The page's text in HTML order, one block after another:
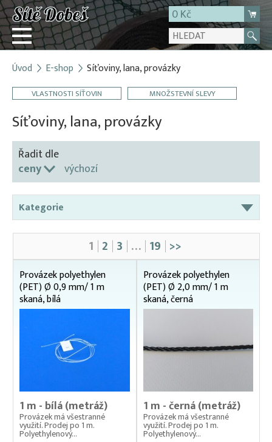
0 Kč
Přihlásit
Registrace
E-shop
O firmě
Kontakt
Úvod E-shop Síťoviny, lana, provázky
VLASTNOSTI SÍŤOVIN MNOŽSTEVNÍ SLEVY
Síťoviny, lana, provázky
Řadit dle
ceny
výchozí
Kategorie
Broková zátěžová šňůra
Gumolana
Polyamidová lana a síťoviny
Polyesterové provázky a síťoviny
Polyethylenová lana a síťoviny
Polyethylenové technické síťoviny
1 2 3 … 19 >>
Provázek polyethylen
(PET) Ø 0,9 mm/ 1 m
skaná, bílá
1 m - bílá (metráž)
Provázek má všestranné
využití. Prodej po 1 m.
Polyethylenový...
Provázek polyethylen
(PET) Ø 2,0 mm/ 1 m
skaná, černá
1 m - černá (metráž)
Provázek má všestranné
využití. Prodej po 1 m.
Polyethylenový...